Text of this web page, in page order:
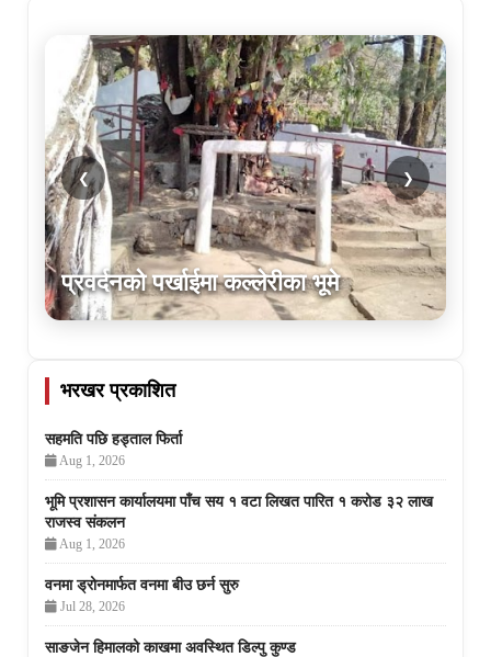
❮ ❯
प्रवर्दनको पर्खाईमा कल्लेरीका भूमे
भरखर प्रकाशित
सहमति पछि हड्ताल फिर्ता
Aug 1, 2026
भूमि प्रशासन कार्यालयमा पाँच सय १ वटा लिखत पारित १ करोड ३२ लाख
राजस्व संकलन
Aug 1, 2026
वनमा ड्रोनमार्फत वनमा बीउ छर्न सुरु
Jul 28, 2026
साङजेन हिमालको काखमा अवस्थित डिल्पु कुण्ड